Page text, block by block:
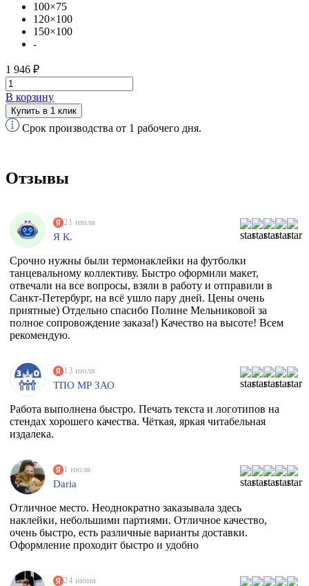
100×75
120×100
150×100
-
1 946 ₽
В корзину
Купить в 1 клик
Срок производства от 1 рабочего дня.
Отзывы
21 июля
Я К.
Срочно нужны были термонаклейки на футболки
танцевальному коллективу. Быстро оформили макет,
отвечали на все вопросы, взяли в работу и отправили в
Санкт-Петербург, на всё ушло пару дней. Цены очень
приятные) Отдельно спасибо Полине Мельниковой за
полное сопровождение заказа!) Качество на высоте! Всем
рекомендую.
13 июля
ТПО МР ЗАО
Работа выполнена быстро. Печать текста и логотипов на
стендах хорошего качества. Чёткая, яркая читабельная
издалека.
1 июля
Daria
Отличное место. Неоднократно заказывала здесь
наклейки, небольшими партиями. Отличное качество,
очень быстро, есть различные варианты доставки.
Оформление проходит быстро и удобно
24 июня